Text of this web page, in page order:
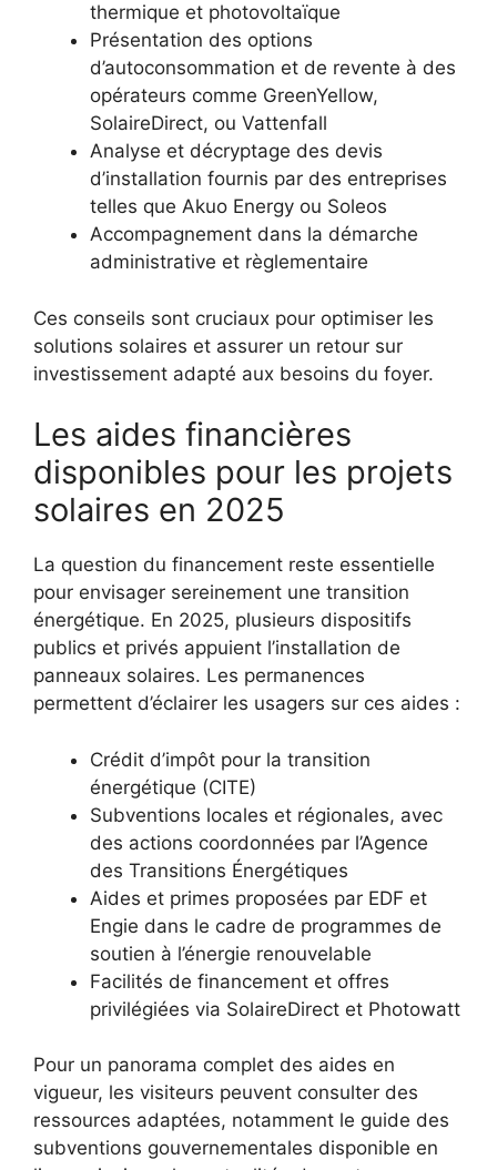
thermique et photovoltaïque
Présentation des options
d’autoconsommation et de revente à des
opérateurs comme GreenYellow,
SolaireDirect, ou Vattenfall
Analyse et décryptage des devis
d’installation fournis par des entreprises
telles que Akuo Energy ou Soleos
Accompagnement dans la démarche
administrative et règlementaire
Ces conseils sont cruciaux pour optimiser les
solutions solaires et assurer un retour sur
investissement adapté aux besoins du foyer.
Les aides financières
disponibles pour les projets
solaires en 2025
La question du financement reste essentielle
pour envisager sereinement une transition
énergétique. En 2025, plusieurs dispositifs
publics et privés appuient l’installation de
panneaux solaires. Les permanences
permettent d’éclairer les usagers sur ces aides :
Crédit d’impôt pour la transition
énergétique (CITE)
Subventions locales et régionales, avec
des actions coordonnées par l’Agence
des Transitions Énergétiques
Aides et primes proposées par EDF et
Engie dans le cadre de programmes de
soutien à l’énergie renouvelable
Facilités de financement et offres
privilégiées via SolaireDirect et Photowatt
Pour un panorama complet des aides en
vigueur, les visiteurs peuvent consulter des
ressources adaptées, notamment le guide des
subventions gouvernementales disponible en